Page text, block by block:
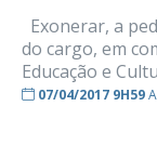
Exonerar, a
do cargo, em
Educação e
07/04/2017 9H59